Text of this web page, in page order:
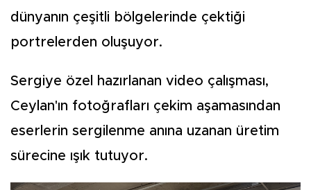
dünyanın çeşitli bölgelerinde çektiği
portrelerden oluşuyor.
Sergiye özel hazırlanan video çalışması,
Ceylan'ın fotoğrafları çekim aşamasından
eserlerin sergilenme anına uzanan üretim
sürecine ışık tutuyor.